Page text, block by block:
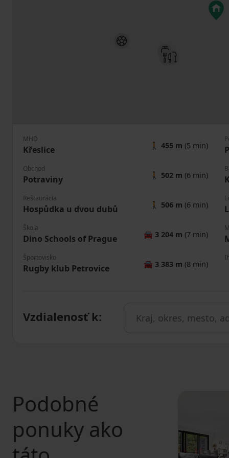
MHD
Křeslice 🚶 455 m (5 min)
Obchod
Potraviny 🚶 502 m (6 min)
Reštaurácia
Hospůdka u dvou dubů 🚶 506 m (6 min)
Škola
Dino Schools of Prague 🚘 3 204 m (7 min)
Športovisko
Rugby klub Petrovice 🚘 3 383 m (8 min)
Vzdialenosť k:
Podobné
ponuky ako